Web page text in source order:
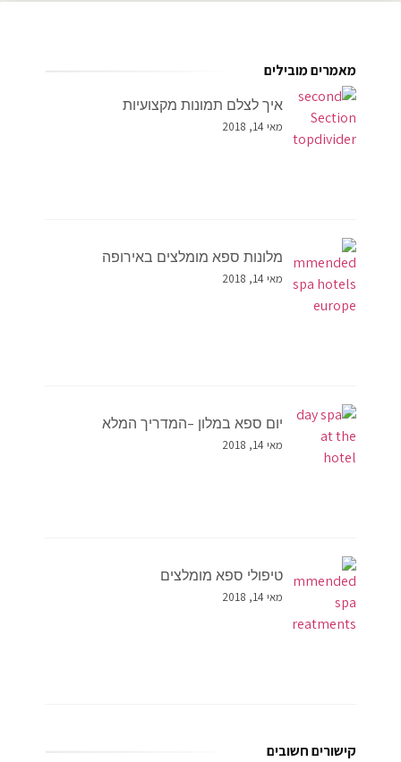
מאמרים מובילים
איך לצלם תמונות מקצועיות
מאי 14, 2018
מלונות ספא מומלצים באירופה
מאי 14, 2018
יום ספא במלון –המדריך המלא
מאי 14, 2018
טיפולי ספא מומלצים
מאי 14, 2018
קישורים חשובים